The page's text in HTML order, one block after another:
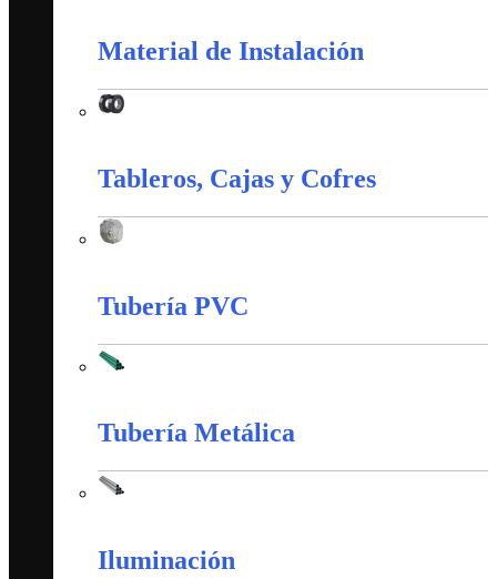
Material de Instalación
Tableros, Cajas y Cofres
Tubería PVC
Tubería Metálica
Iluminación